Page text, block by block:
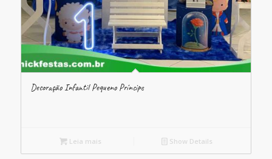
Decoração Infantil Pequeno Príncipe
Leia mais Show Details